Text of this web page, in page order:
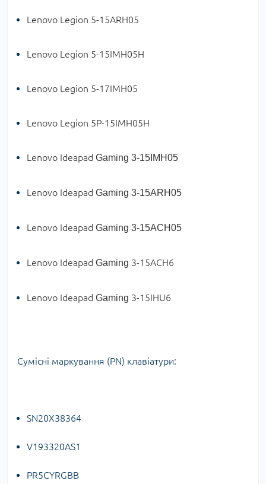
Lenovo Legion 5-15ARH05
Lenovo Legion 5-15IMH05H
Lenovo Legion 5-17IMH05
Lenovo Legion 5P-15IMH05H
Lenovo Ideapad Gaming 3-15IMH05
Lenovo Ideapad Gaming 3-15ARH05
Lenovo Ideapad Gaming 3-15ACH05
Lenovo Ideapad Gaming 3-15ACH6
Lenovo Ideapad Gaming 3-15IHU6
Сумісні маркування (PN) клавіатури:
SN20X38364
V193320AS1
PR5CYRGBB